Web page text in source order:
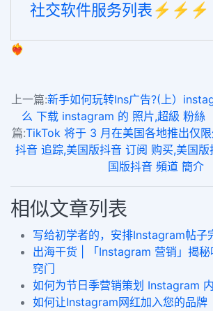
社交软件服务列表⚡️⚡️⚡️
❤️‍🔥
上一篇:新手如何玩转Ins广告?(上）
么 下载 instagram 的 照片,超級 粉絲
篇:TikTok 将于 3 月在美国各地推出仅
抖音 追踪,美国版抖音 订阅 购买,美国
国版抖音 頻道 簡介
相似文章列表
写给初学者的，安排Instagram帖子
出海干货 | 「Instagram 营销」揭秘
窍门
如何为节日季营销策划 Instagram 内
如何让Instagram网红加入您的品牌